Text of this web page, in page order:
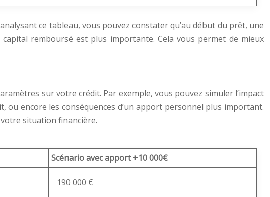
ce tableau, vous pouvez constater qu’au début du prêt, une
remboursé est plus importante. Cela vous permet de mieux
sur votre crédit. Par exemple, vous pouvez simuler l’impact
ou encore les conséquences d’un apport personnel plus important.
situation financière.
Scénario avec apport +10 000€
190 000 €